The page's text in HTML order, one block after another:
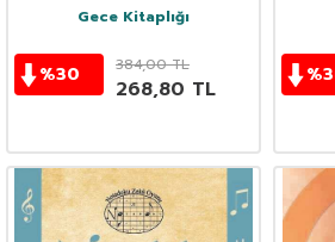
Gece Kitaplığı
%30 384,00TL
268,80 TL
%